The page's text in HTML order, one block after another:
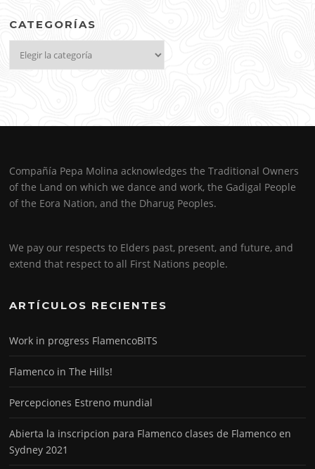
CATEGORÍAS
Compañía Pepa Molina acknowledges the Traditional Owners
of the Land on which we dance and work, the Gadigal People
of the Eora Nation, and the Dharug Peoples.
We pay our respects to Elders past, present, and future, and
extend that respect to all First Nations people.
ARTÍCULOS RECIENTES
Work in progress FlamencoBITS
Flamenco in The Hills!
Percepciones Estreno mundial
Abierta la inscripcion para Flamenco clases de Flamenco en
Sydney 2021